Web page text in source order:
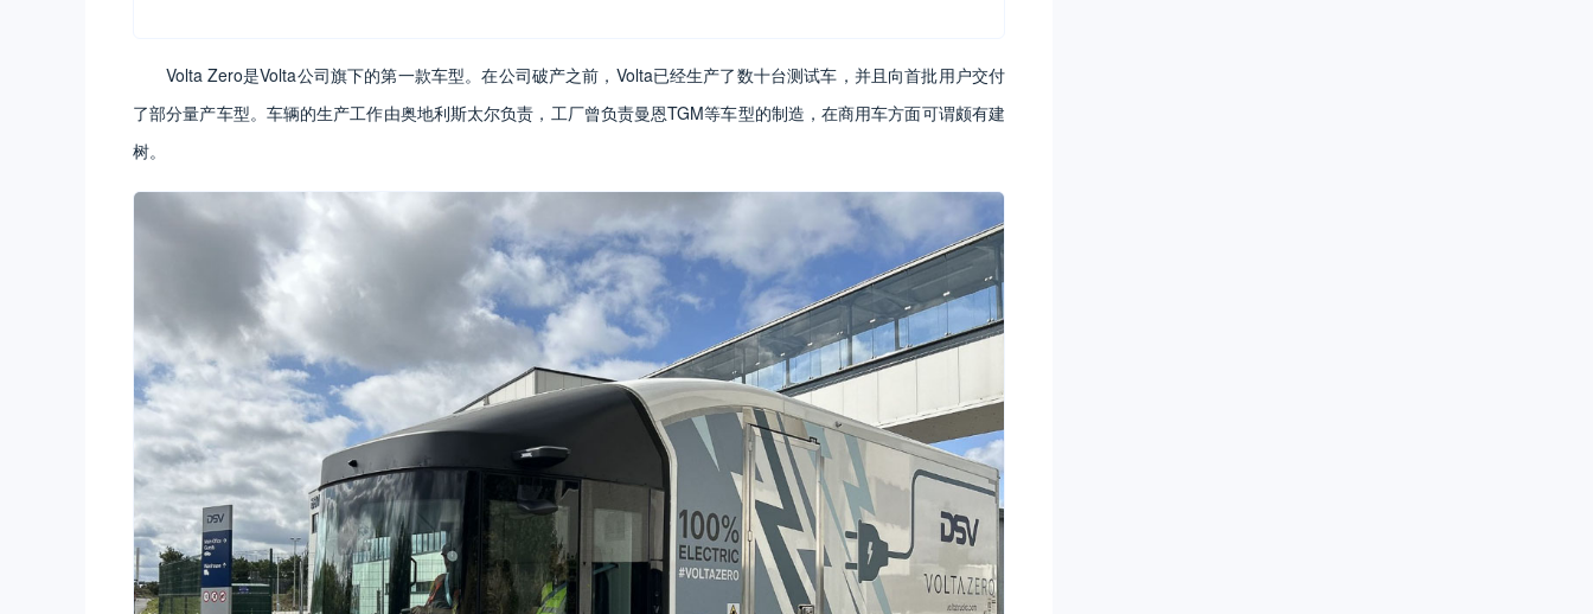
Volta Zero是Volta公司旗下的第一款车型。在公司破产之前，Volta已经生产了数十台测试车，并且向首批用户交付
了部分量产车型。车辆的生产工作由奥地利斯太尔负责，工厂曾负责曼恩TGM等车型的制造，在商用车方面可谓颇有建
树。